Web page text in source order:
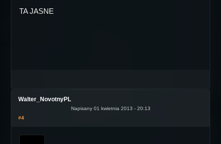
TA JASNE
Walter_NovotnyPL
Napisany 01 kwietnia 2013 - 20:13
#4